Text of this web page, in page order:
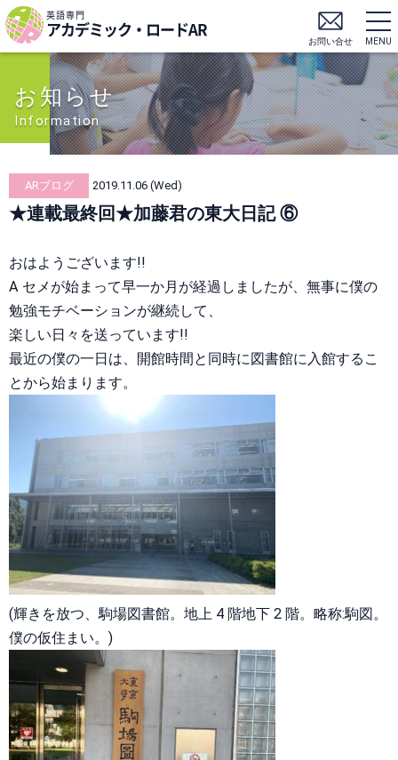
英語専門
アカデミック・ロードAR
お問い合せ MENU
お知らせ
Information
ARブログ 2019.11.06 (Wed)
★連載最終回★加藤君の東大日記 ⑥
おはようございます!!
A セメが始まって早一か月が経過しましたが、無事に僕の
勉強モチベーションが継続して、
楽しい日々を送っています!!
最近の僕の一日は、開館時間と同時に図書館に入館するこ
とから始まります。
(輝きを放つ、駒場図書館。地上 4 階地下 2 階。略称:駒図。
僕の仮住まい。)